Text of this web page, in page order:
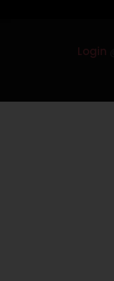
Login